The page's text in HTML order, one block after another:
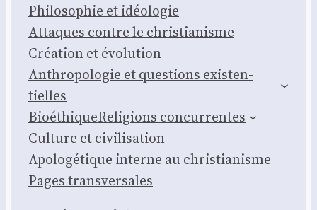
Phi­lo­so­phie et idéo­lo­gie
Attaques contre le chris­tia­nisme
Créa­tion et évo­lu­tion
Anthro­po­lo­gie et ques­tions exis­ten­
tielles
Bioé­thiqueReli­gions concur­rentes
Culture et civi­li­sa­tion
Apo­lo­gé­tique interne au chris­tia­nisme
Pages trans­ver­sales